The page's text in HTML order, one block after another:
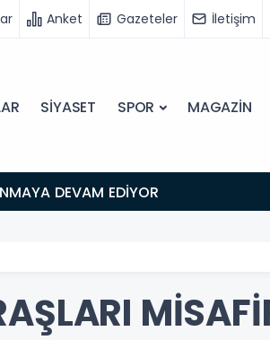
Anket Gazeteler İletişim
SİYASET SPOR MAGAZİN
DEVAM EDİYOR